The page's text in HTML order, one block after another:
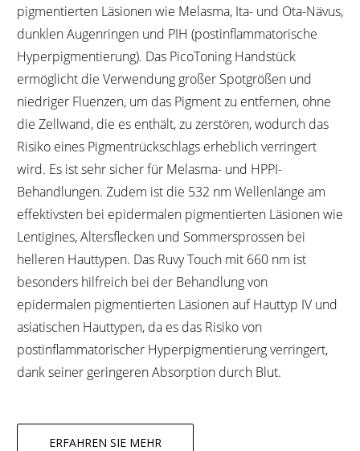
pigmentierten Läsionen wie Melasma, Ita- und Ota-Nävus,
dunklen Augenringen und PIH (postinflammatorische
Hyperpigmentierung). Das PicoToning Handstück
ermöglicht die Verwendung großer Spotgrößen und
niedriger Fluenzen, um das Pigment zu entfernen, ohne
die Zellwand, die es enthält, zu zerstören, wodurch das
Risiko eines Pigmentrückschlags erheblich verringert
wird. Es ist sehr sicher für Melasma- und HPPI-
Behandlungen. Zudem ist die 532 nm Wellenlänge am
effektivsten bei epidermalen pigmentierten Läsionen wie
Lentigines, Altersflecken und Sommersprossen bei
helleren Hauttypen. Das Ruvy Touch mit 660 nm ist
besonders hilfreich bei der Behandlung von
epidermalen pigmentierten Läsionen auf Hauttyp IV und
asiatischen Hauttypen, da es das Risiko von
postinflammatorischer Hyperpigmentierung verringert,
dank seiner geringeren Absorption durch Blut.
ERFAHREN SIE MEHR